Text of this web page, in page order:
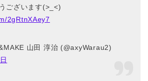
ございます(>_<)
2gRtnXAey7
山田 淳治 (@axyWarau2)